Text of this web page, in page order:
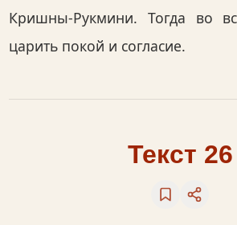
Кришны-Рукмини. Тогда во
царить покой и согласие.
Текст 26